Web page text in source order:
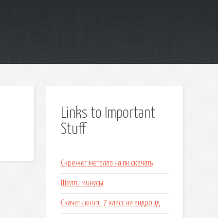
Links to Important
Stuff
Скрежет металла на пк скачать
Шелти минусы
Скачать книги 7 класс на андроид